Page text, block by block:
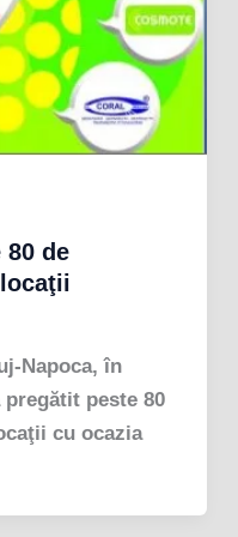
de
Napoca, în
peste 80
cu ocazia